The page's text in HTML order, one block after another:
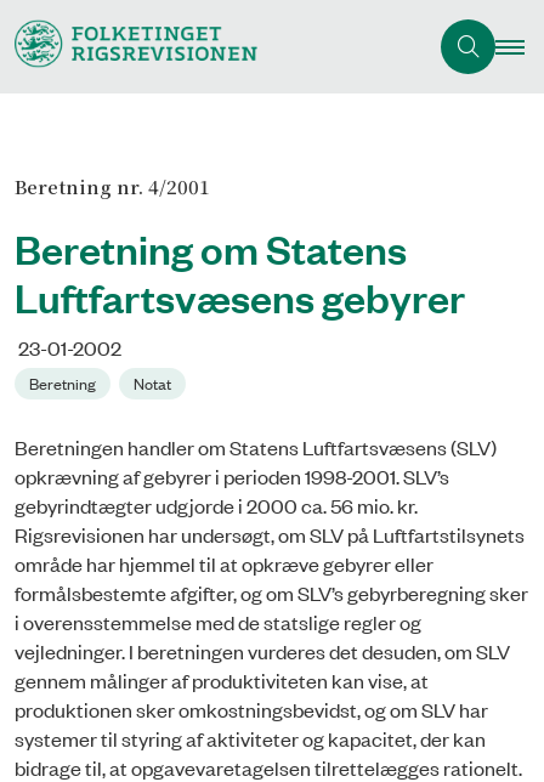
Beretning nr. 4/2001
Beretning om Statens
Luftfartsvæsens gebyrer
23-01-2002
Beretning Notat
Beretningen handler om Statens Luftfartsvæsens (SLV)
opkrævning af gebyrer i perioden 1998-2001. SLV’s
gebyrindtægter udgjorde i 2000 ca. 56 mio. kr.
Rigsrevisionen har undersøgt, om SLV på Luftfartstilsynets
område har hjemmel til at opkræve gebyrer eller
formålsbestemte afgifter, og om SLV’s gebyrberegning sker
i overensstemmelse med de statslige regler og
vejledninger. I beretningen vurderes det desuden, om SLV
gennem målinger af produktiviteten kan vise, at
produktionen sker omkostningsbevidst, og om SLV har
systemer til styring af aktiviteter og kapacitet, der kan
bidrage til, at opgavevaretagelsen tilrettelægges rationelt.